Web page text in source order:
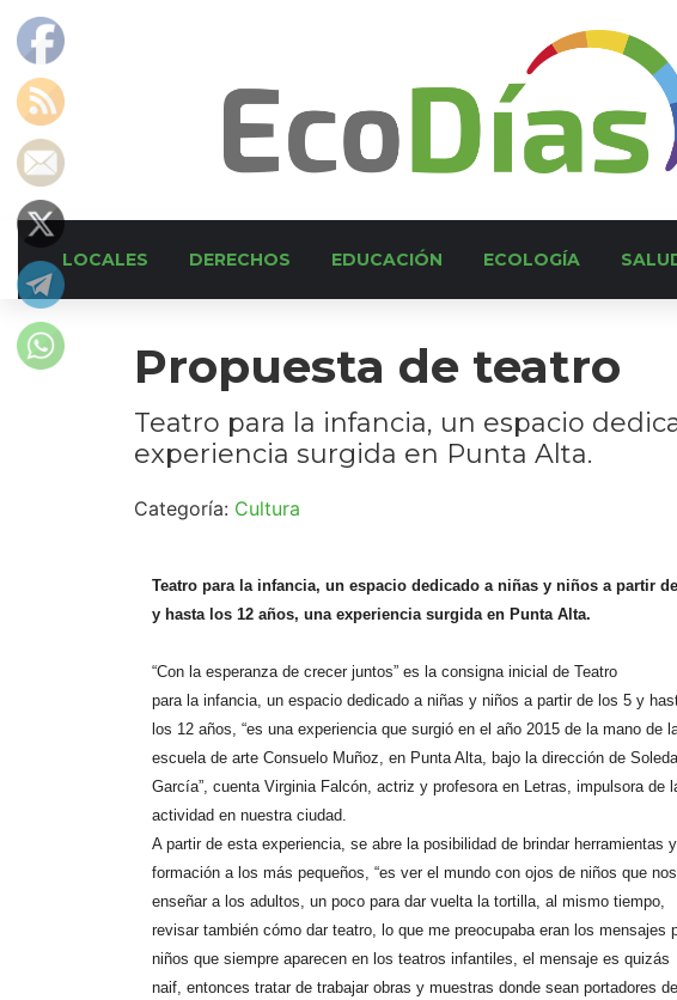
LOCALES DERECHOS EDUCACIÓN ECOLOGÍA
Propuesta de teatro
Teatro para la infancia, un espacio
experiencia surgida en Punta Alta.
Categoría: Cultura
Teatro para la infancia, un espacio dedicado a niñas y niños a partir
y hasta los 12 años, una experiencia surgida en Punta Alta.
“Con la esperanza de crecer juntos” es la consigna inicial de Teatro
para la infancia, un espacio dedicado a niñas y niños a partir de los 5 y
los 12 años, “es una experiencia que surgió en el año 2015 de la mano de
escuela de arte Consuelo Muñoz, en Punta Alta, bajo la dirección de
García”, cuenta Virginia Falcón, actriz y profesora en Letras, impulsora de
actividad en nuestra ciudad.
A partir de esta experiencia, se abre la posibilidad de brindar herramientas y
formación a los más pequeños, “es ver el mundo con ojos de niños que
enseñar a los adultos, un poco para dar vuelta la tortilla, al mismo tiempo,
revisar también cómo dar teatro, lo que me preocupaba eran los mensajes
niños que siempre aparecen en los teatros infantiles, el mensaje es quizás
naif, entonces tratar de trabajar obras y muestras donde sean portadores